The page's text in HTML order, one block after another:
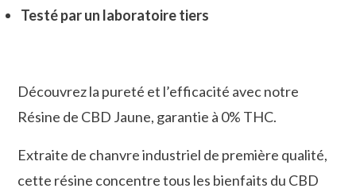
Testé par un laboratoire tiers
Découvrez la pureté et l’efficacité avec notre
Résine de CBD Jaune, garantie à 0% THC.
Extraite de chanvre industriel de première qualité,
cette résine concentre tous les bienfaits du CBD